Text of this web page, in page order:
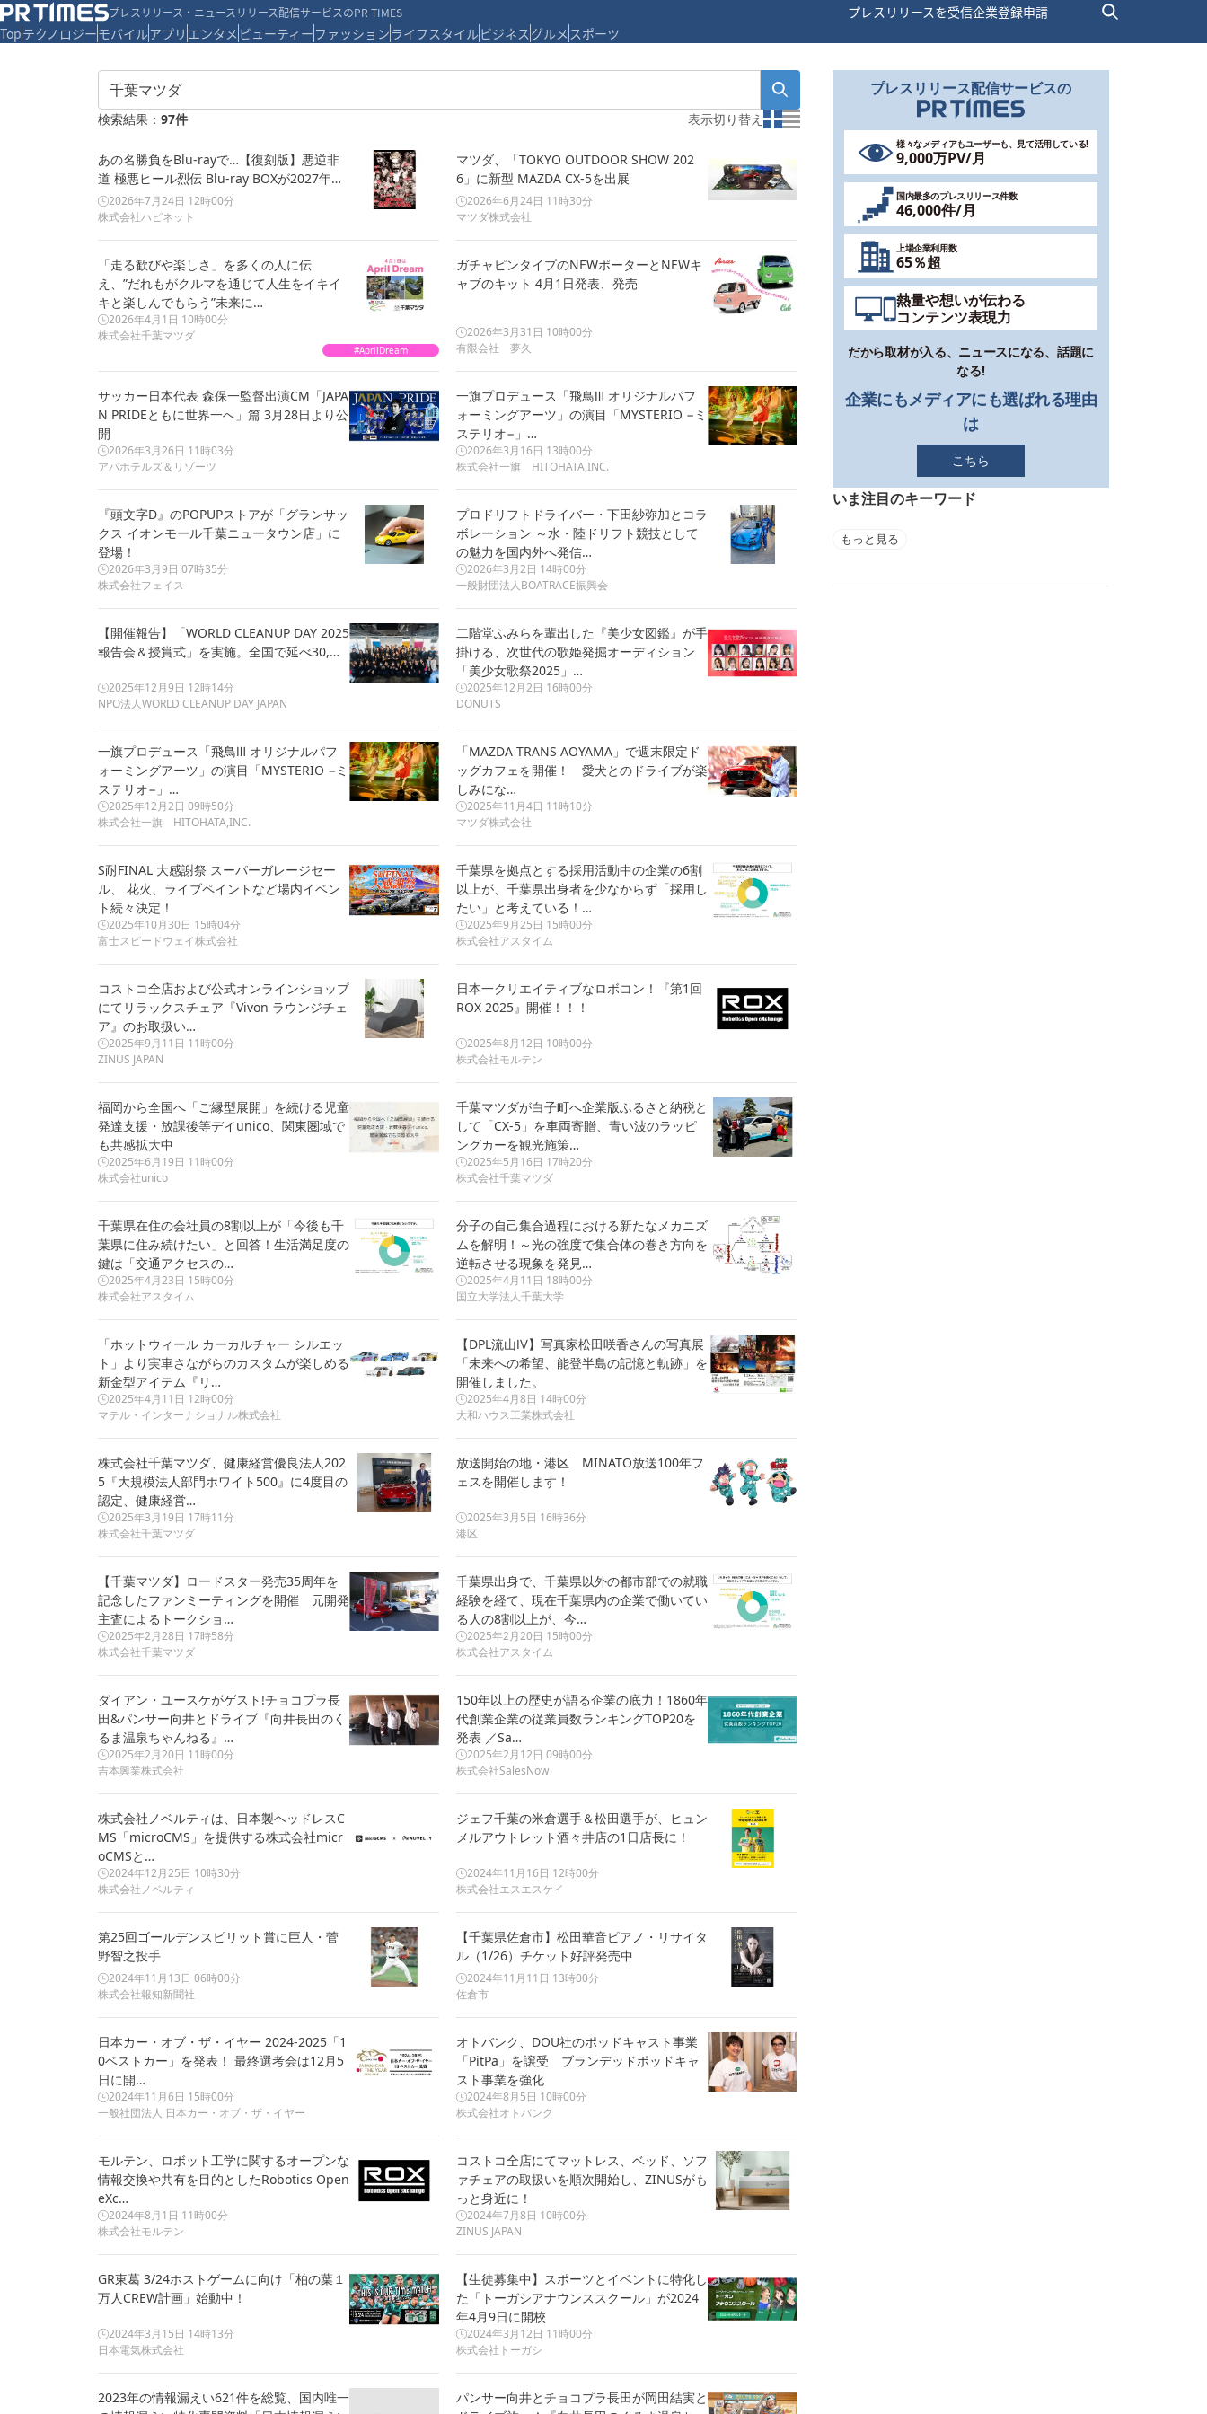
プレスリリース・ニュースリリース配信サービスのPR TIMES プレスリリースを受信企業登録申請
Topテクノロジーモバイルアプリ エンタメ ビューティー ファッション ライフスタイル ビジネス グルメ スポーツ
検索結果： 97件 表示切り替え
あの名勝負をBlu-rayで…【復刻版】悪逆非
道 極悪ヒール烈伝 Blu-ray BOXが2027年…
2026年7月24日 12時00分
株式会社ハピネット
マツダ、「TOKYO OUTDOOR SHOW 202
6」に新型 MAZDA CX-5を出展
2026年6月24日 11時30分
マツダ株式会社
「走る歓びや楽しさ」を多くの人に伝
え、”だれもがクルマを通じて人生をイキイ
キと楽しんでもらう”未来に…
2026年4月1日 10時00分
株式会社千葉マツダ
#AprilDream
ガチャピンタイプのNEWポーターとNEWキ
ャブのキット 4月1日発表、発売
2026年3月31日 10時00分
有限会社 夢久
サッカー日本代表 森保一監督出演CM「JAPA
N PRIDEともに世界一へ」篇 3月28日より公
開
2026年3月26日 11時03分
アパホテルズ＆リゾーツ
一旗プロデュース「飛鳥Ⅲ オリジナルパフ
ォーミングアーツ」の演目「MYSTERIO −ミ
ステリオ−」…
2026年3月16日 13時00分
株式会社一旗 HITOHATA,INC.
『頭文字D』のPOPUPストアが「グランサッ
クス イオンモール千葉ニュータウン店」に
登場！
2026年3月9日 07時35分
株式会社フェイス
プロドリフトドライバー・下田紗弥加とコラ
ボレーション ～水・陸ドリフト競技として
の魅力を国内外へ発信…
2026年3月2日 14時00分
一般財団法人BOATRACE振興会
【開催報告】「WORLD CLEANUP DAY 2025
報告会＆授賞式」を実施。全国で延べ30,…
2025年12月9日 12時14分
NPO法人WORLD CLEANUP DAY JAPAN
二階堂ふみらを輩出した『美少女図鑑』が手
掛ける、次世代の歌姫発掘オーディション
「美少女歌祭2025」…
2025年12月2日 16時00分
DONUTS
一旗プロデュース「飛鳥Ⅲ オリジナルパフ
ォーミングアーツ」の演目「MYSTERIO −ミ
ステリオ−」…
2025年12月2日 09時50分
株式会社一旗 HITOHATA,INC.
「MAZDA TRANS AOYAMA」で週末限定ド
ッグカフェを開催！ 愛犬とのドライブが楽
しみにな…
2025年11月4日 11時10分
マツダ株式会社
S耐FINAL 大感謝祭 スーパーガレージセー
ル、 花火、ライブペイントなど場内イベン
ト続々決定！
2025年10月30日 15時04分
富士スピードウェイ株式会社
千葉県を拠点とする採用活動中の企業の6割
以上が、千葉県出身者を少なからず「採用し
たい」と考えている！…
2025年9月25日 15時00分
株式会社アスタイム
コストコ全店および公式オンラインショップ
にてリラックスチェア『Vivon ラウンジチェ
ア』のお取扱い…
2025年9月11日 11時00分
ZINUS JAPAN
日本一クリエイティブなロボコン！『第1回
ROX 2025』開催！！！
2025年8月12日 10時00分
株式会社モルテン
福岡から全国へ「ご縁型展開」を続ける児童
発達支援・放課後等デイunico、関東圏域で
も共感拡大中
2025年6月19日 11時00分
株式会社unico
千葉マツダが白子町へ企業版ふるさと納税と
して「CX-5」を車両寄贈、青い波のラッピ
ングカーを観光施策…
2025年5月16日 17時20分
株式会社千葉マツダ
千葉県在住の会社員の8割以上が「今後も千
葉県に住み続けたい」と回答！生活満足度の
鍵は「交通アクセスの…
2025年4月23日 15時00分
株式会社アスタイム
分子の自己集合過程における新たなメカニズ
ムを解明！～光の強度で集合体の巻き方向を
逆転させる現象を発見…
2025年4月11日 18時00分
国立大学法人千葉大学
「ホットウィール カーカルチャー シルエッ
ト」より実車さながらのカスタムが楽しめる
新金型アイテム『リ…
2025年4月11日 12時00分
マテル・インターナショナル株式会社
【DPL流山Ⅳ】写真家松田咲香さんの写真展
「未来への希望、能登半島の記憶と軌跡」を
開催しました。
2025年4月8日 14時00分
大和ハウス工業株式会社
株式会社千葉マツダ、健康経営優良法人202
5『大規模法人部門ホワイト500』に4度目の
認定、健康経営…
2025年3月19日 17時11分
株式会社千葉マツダ
放送開始の地・港区 MINATO放送100年フ
ェスを開催します！
2025年3月5日 16時36分
港区
【千葉マツダ】ロードスター発売35周年を
記念したファンミーティングを開催 元開発
主査によるトークショ…
2025年2月28日 17時58分
株式会社千葉マツダ
千葉県出身で、千葉県以外の都市部での就職
経験を経て、現在千葉県内の企業で働いてい
る人の8割以上が、今…
2025年2月20日 15時00分
株式会社アスタイム
ダイアン・ユースケがゲスト!チョコプラ長
田&パンサー向井とドライブ『向井長田のく
るま温泉ちゃんねる』…
2025年2月20日 11時00分
吉本興業株式会社
150年以上の歴史が語る企業の底力！1860年
代創業企業の従業員数ランキングTOP20を
発表 ／Sa…
2025年2月12日 09時00分
株式会社SalesNow
株式会社ノベルティは、日本製ヘッドレスC
MS「microCMS」を提供する株式会社micr
oCMSと…
2024年12月25日 10時30分
株式会社ノベルティ
ジェフ千葉の米倉選手＆松田選手が、ヒュン
メルアウトレット酒々井店の1日店長に！
2024年11月16日 12時00分
株式会社エスエスケイ
第25回ゴールデンスピリット賞に巨人・菅
野智之投手
2024年11月13日 06時00分
株式会社報知新聞社
【千葉県佐倉市】松田華音ピアノ・リサイタ
ル（1/26）チケット好評発売中
2024年11月11日 13時00分
佐倉市
日本カー・オブ・ザ・イヤー 2024-2025「1
0ベストカー」を発表！ 最終選考会は12月5
日に開…
2024年11月6日 15時00分
一般社団法人 日本カー・オブ・ザ・イヤー
オトバンク、DOU社のポッドキャスト事業
「PitPa」を譲受 ブランデッドポッドキャ
スト事業を強化
2024年8月5日 10時00分
株式会社オトバンク
モルテン、ロボット工学に関するオープンな
情報交換や共有を目的としたRobotics Open
eXc…
2024年8月1日 11時00分
株式会社モルテン
コストコ全店にてマットレス、ベッド、ソフ
ァチェアの取扱いを順次開始し、ZINUSがも
っと身近に！
2024年7月8日 10時00分
ZINUS JAPAN
GR東葛 3/24ホストゲームに向け「柏の葉１
万人CREW計画」始動中！
2024年3月15日 14時13分
日本電気株式会社
【生徒募集中】スポーツとイベントに特化し
た「トーガシアナウンススクール」が2024
年4月9日に開校
2024年3月12日 11時00分
株式会社トーガシ
2023年の情報漏えい621件を総覧、国内唯一
パンサー向井とチョコプラ長田が岡田結実と
プレスリリース配信サービスの
様々なメディアもユーザーも、見て活用している!
9,000万PV/月
国内最多のプレスリリース件数
46,000件/月
上場企業利用数
65％超
熱量や想いが伝わる
コンテンツ表現力
だから取材が入る、ニュースになる、話題に
なる!
企業にもメディアにも選ばれる理由
は
こちら
いま注目のキーワード
もっと見る